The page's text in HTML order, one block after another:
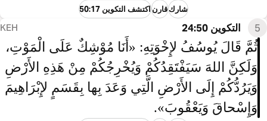
شاركقارناكتشف التكوين 50:17
5 التكوين 24:50 KEH
ثُمَّ قَالَ يُوسُفُ لإِخْوَتِهِ: «أَنَا مُوْشِكٌ عَلَى الْمَوْتِ،
وَلَكِنَّ اللهَ سَيَفْتَقِدُكُمْ وَيُخْرِجُكُمْ مِنْ هَذِهِ الأَرْضِ
وَيَرُدُّكُمْ إِلَى الأَرْضِ الَّتِي وَعَدَ بِها بِقَسَمٍ لإِبْرَاهِيمَ
وَإِسْحاقَ وَيَعْقُوبَ».